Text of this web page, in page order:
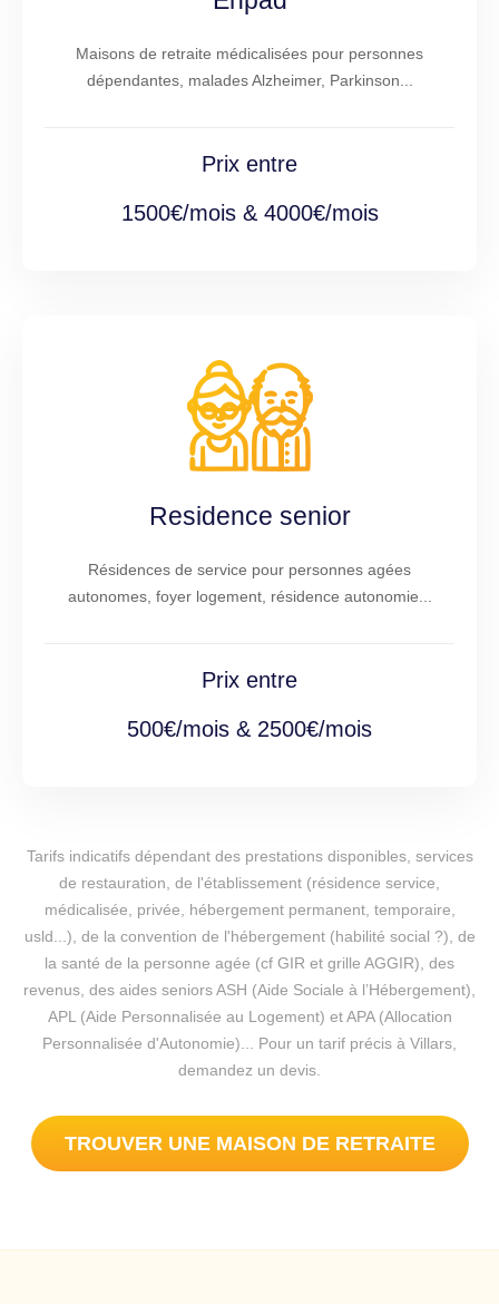
Maisons de retraite médicalisées pour personnes
dépendantes, malades Alzheimer, Parkinson...
Prix entre
1500€/mois & 4000€/mois
Residence senior
Résidences de service pour personnes agées
autonomes, foyer logement, résidence autonomie...
Prix entre
500€/mois & 2500€/mois
Tarifs indicatifs dépendant des prestations disponibles, services
de restauration, de l'établissement (résidence service,
médicalisée, privée, hébergement permanent, temporaire,
usld...), de la convention de l'hébergement (habilité social ?), de
la santé de la personne agée (cf GIR et grille AGGIR), des
revenus, des aides seniors ASH (Aide Sociale à l’Hébergement),
APL (Aide Personnalisée au Logement) et APA (Allocation
Personnalisée d'Autonomie)... Pour un tarif précis à Villars,
demandez un devis.
TROUVER UNE MAISON DE RETRAITE